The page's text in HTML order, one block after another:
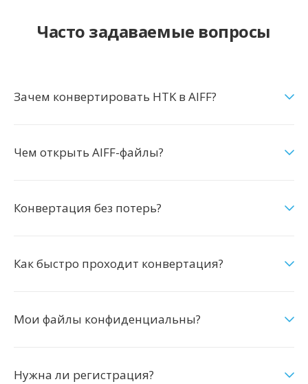
Часто задаваемые вопросы
Зачем конвертировать HTK в AIFF?
Чем открыть AIFF-файлы?
Конвертация без потерь?
Как быстро проходит конвертация?
Мои файлы конфиденциальны?
Нужна ли регистрация?